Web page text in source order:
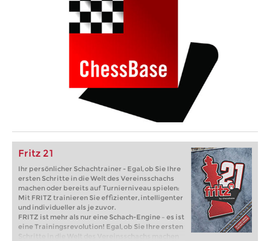
Fritz 21
Ihr persönlicher Schachtrainer - Egal, ob Sie Ihre
ersten Schritte in die Welt des Vereinsschachs
machen oder bereits auf Turnierniveau spielen:
Mit FRITZ trainieren Sie effizienter, intelligenter
und individueller als je zuvor.
FRITZ ist mehr als nur eine Schach-Engine – es ist
eine Trainingsrevolution! Egal, ob Sie Ihre ersten
Schritte in die Welt des Vereinsschachs machen